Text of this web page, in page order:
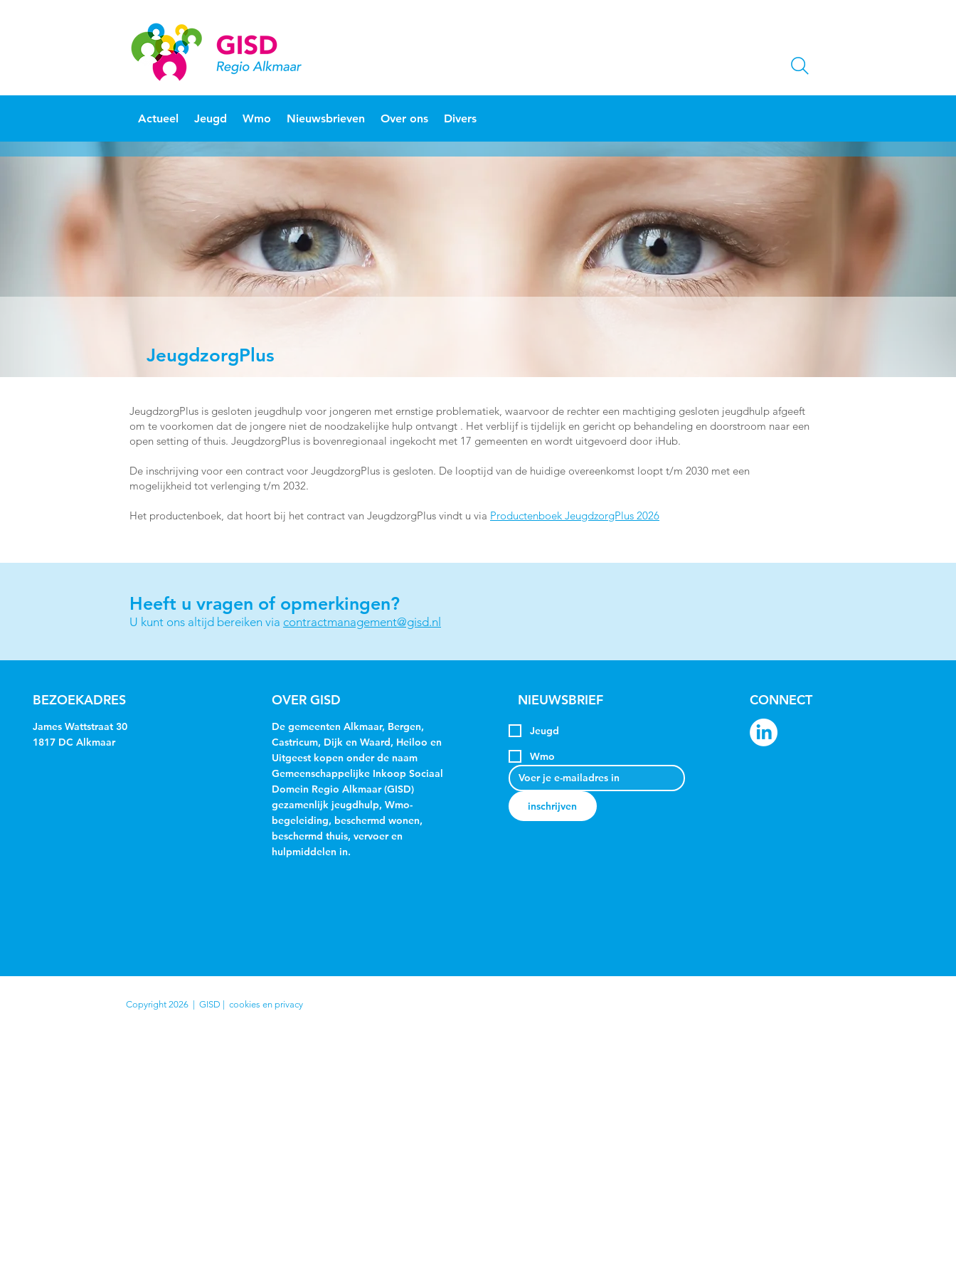
Actueel Jeugd Wmo Nieuwsbrieven Over ons Divers
JeugdzorgPlus
JeugdzorgPlus is gesloten jeugdhulp voor jongeren met ernstige problematiek, waarvoor de rechter een machtiging gesloten jeugdhulp afgeeft
om te voorkomen dat de jongere niet de noodzakelijke hulp ontvangt . Het verblijf is tijdelijk en gericht op behandeling en doorstroom naar een
open setting of thuis. JeugdzorgPlus is bovenregionaal ingekocht met 17 gemeenten en wordt uitgevoerd door iHub.
De inschrijving voor een contract voor JeugdzorgPlus is gesloten. De looptijd van de huidige overeenkomst loopt t/m 2030 met een
mogelijkheid tot verlenging t/m 2032.
Het productenboek, dat hoort bij het contract van JeugdzorgPlus vindt u via Productenboek JeugdzorgPlus 2026
Heeft u vragen of opmerkingen?
U kunt ons altijd bereiken via contractmanagement@gisd.nl
BEZOEKADRES
James Wattstraat 30
1817 DC Alkmaar
OVER GISD
De gemeenten Alkmaar, Bergen,
Castricum, Dijk en Waard, Heiloo en
Uitgeest kopen onder de naam
Gemeenschappelijke Inkoop Sociaal
Domein Regio Alkmaar (GISD)
gezamenlijk jeugdhulp, Wmo-
begeleiding, beschermd wonen,
beschermd thuis, vervoer en
hulpmiddelen in.
NIEUWSBRIEF
Jeugd
Wmo
inschrijven
CONNECT
Copyright 2026 | GISD | cookies en privacy